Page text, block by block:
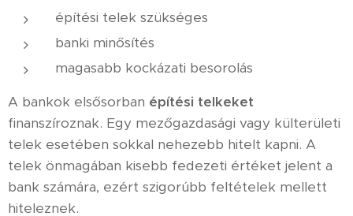
építési telek szükséges
banki minősítés
magasabb kockázati besorolás
A bankok elsősorban építési telkeket
finanszíroznak. Egy mezőgazdasági vagy külterületi
telek esetében sokkal nehezebb hitelt kapni. A
telek önmagában kisebb fedezeti értéket jelent a
bank számára, ezért szigorúbb feltételek mellett
hiteleznek.